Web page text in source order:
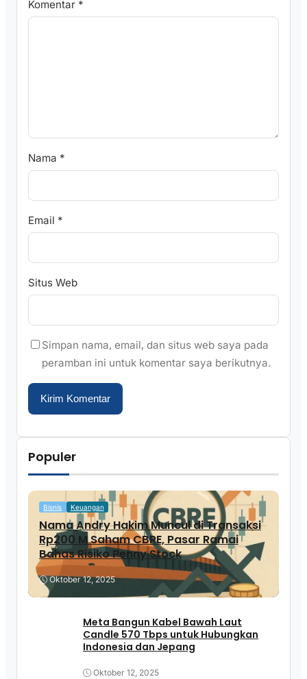
Komentar *
Nama *
Email *
Situs Web
Simpan nama, email, dan situs web saya pada
peramban ini untuk komentar saya berikutnya.
Populer
Bisnis Keuangan
Nama Andry Hakim Muncul di Transaksi
Rp200 M Saham CBRE, Pasar Ramai
Bahas Risiko Penny Stock
Oktober 12, 2025
Meta Bangun Kabel Bawah Laut
Candle 570 Tbps untuk Hubungkan
Indonesia dan Jepang
Oktober 12, 2025